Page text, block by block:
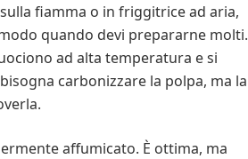
fiamma o in friggitrice ad aria,
quando devi prepararne molti.
ad alta temperatura e si
carbonizzare la polpa, ma la
affumicato. È ottima, ma